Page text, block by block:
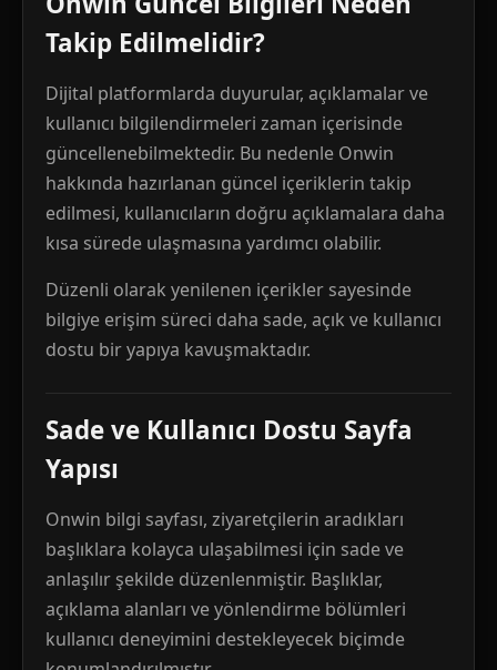
Takip Edilmelidir?
Dijital platformlarda duyurular, açıklamalar ve
kullanıcı bilgilendirmeleri zaman içerisinde
güncellenebilmektedir. Bu nedenle Onwin
hakkında hazırlanan güncel içeriklerin takip
edilmesi, kullanıcıların doğru açıklamalara daha
kısa sürede ulaşmasına yardımcı olabilir.
Düzenli olarak yenilenen içerikler sayesinde
bilgiye erişim süreci daha sade, açık ve kullanıcı
dostu bir yapıya kavuşmaktadır.
Sade ve Kullanıcı Dostu Sayfa
Yapısı
Onwin bilgi sayfası, ziyaretçilerin aradıkları
başlıklara kolayca ulaşabilmesi için sade ve
anlaşılır şekilde düzenlenmiştir. Başlıklar,
açıklama alanları ve yönlendirme bölümleri
kullanıcı deneyimini destekleyecek biçimde